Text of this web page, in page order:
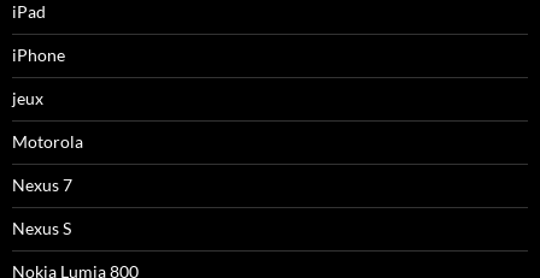
iPad
iPhone
jeux
Motorola
Nexus 7
Nexus S
Nokia Lumia 800